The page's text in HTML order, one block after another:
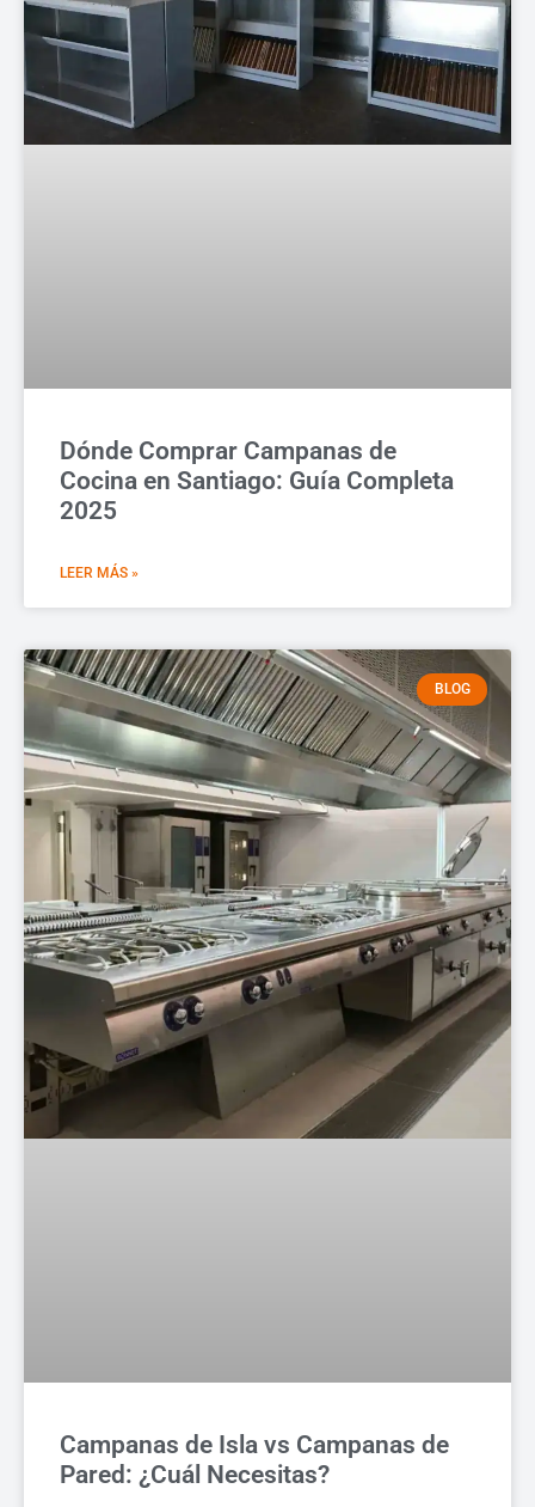
Dónde Comprar Campanas de
Cocina en Santiago: Guía Completa
2025
LEER MÁS »
BLOG
Campanas de Isla vs Campanas de
Pared: ¿Cuál Necesitas?